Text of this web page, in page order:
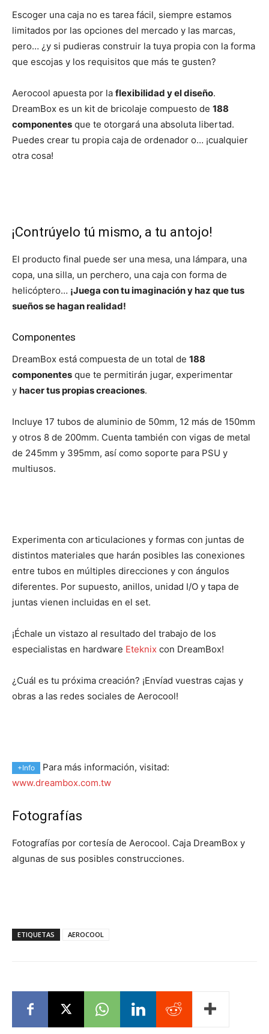
Escoger una caja no es tarea fácil, siempre estamos
limitados por las opciones del mercado y las marcas,
pero… ¿y si pudieras construir la tuya propia con la forma
que escojas y los requisitos que más te gusten?
Aerocool apuesta por la flexibilidad y el diseño.
DreamBox es un kit de bricolaje compuesto de 188
componentes que te otorgará una absoluta libertad.
Puedes crear tu propia caja de ordenador o… ¡cualquier
otra cosa!
¡Contrúyelo tú mismo, a tu antojo!
El producto final puede ser una mesa, una lámpara, una
copa, una silla, un perchero, una caja con forma de
helicóptero… ¡Juega con tu imaginación y haz que tus
sueños se hagan realidad!
Componentes
DreamBox está compuesta de un total de 188
componentes que te permitirán jugar, experimentar
y hacer tus propias creaciones.
Incluye 17 tubos de aluminio de 50mm, 12 más de 150mm
y otros 8 de 200mm. Cuenta también con vigas de metal
de 245mm y 395mm, así como soporte para PSU y
multiusos.
Experimenta con articulaciones y formas con juntas de
distintos materiales que harán posibles las conexiones
entre tubos en múltiples direcciones y con ángulos
diferentes. Por supuesto, anillos, unidad I/O y tapa de
juntas vienen incluidas en el set.
¡Échale un vistazo al resultado del trabajo de los
especialistas en hardware Eteknix con DreamBox!
¿Cuál es tu próxima creación? ¡Envíad vuestras cajas y
obras a las redes sociales de Aerocool!
+Info
Para más información, visitad:
www.dreambox.com.tw
Fotografías
Fotografías por cortesía de Aerocool. Caja DreamBox y
algunas de sus posibles construcciones.
ETIQUETAS AEROCOOL